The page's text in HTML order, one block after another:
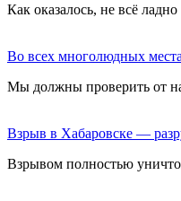
Как оказалось, не всё
Во всех многолюдных
Мы должны проверить от
Взрыв в Хабаровске —
Взрывом полностью